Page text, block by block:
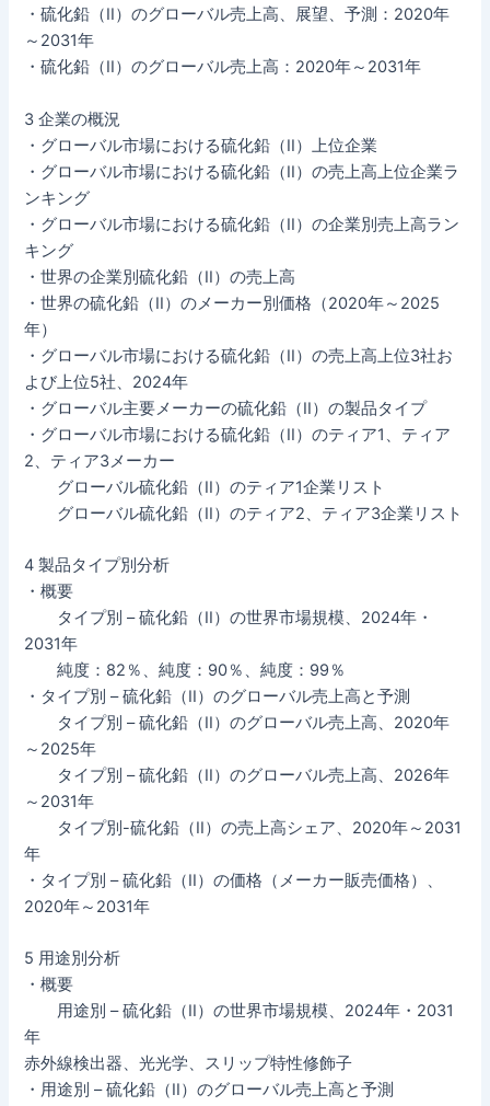
・硫化鉛（II）のグローバル売上高、展望、予測：2020年
～2031年
・硫化鉛（II）のグローバル売上高：2020年～2031年
3 企業の概況
・グローバル市場における硫化鉛（II）上位企業
・グローバル市場における硫化鉛（II）の売上高上位企業ラ
ンキング
・グローバル市場における硫化鉛（II）の企業別売上高ラン
キング
・世界の企業別硫化鉛（II）の売上高
・世界の硫化鉛（II）のメーカー別価格（2020年～2025
年）
・グローバル市場における硫化鉛（II）の売上高上位3社お
よび上位5社、2024年
・グローバル主要メーカーの硫化鉛（II）の製品タイプ
・グローバル市場における硫化鉛（II）のティア1、ティア
2、ティア3メーカー
グローバル硫化鉛（II）のティア1企業リスト
グローバル硫化鉛（II）のティア2、ティア3企業リスト
4 製品タイプ別分析
・概要
タイプ別 – 硫化鉛（II）の世界市場規模、2024年・
2031年
純度：82％、純度：90％、純度：99％
・タイプ別 – 硫化鉛（II）のグローバル売上高と予測
タイプ別 – 硫化鉛（II）のグローバル売上高、2020年
～2025年
タイプ別 – 硫化鉛（II）のグローバル売上高、2026年
～2031年
タイプ別-硫化鉛（II）の売上高シェア、2020年～2031
年
・タイプ別 – 硫化鉛（II）の価格（メーカー販売価格）、
2020年～2031年
5 用途別分析
・概要
用途別 – 硫化鉛（II）の世界市場規模、2024年・2031
年
赤外線検出器、光光学、スリップ特性修飾子
・用途別 – 硫化鉛（II）のグローバル売上高と予測